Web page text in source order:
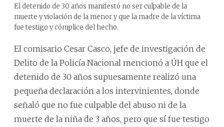
El detenido de 30 años manifestó no ser culpable de la
muerte y violación de la menor y que la madre de la víctima
fue testigo y cómplice del hecho.
El comisario Cesar Casco, jefe de investigación de
Delito de la Policía Nacional mencionó a ÚH que el
detenido de 30 años supuesamente realizó una
pequeña declaración a los intervinientes, donde
señaló que no fue culpable del abuso ni de la
muerte de la niña de 3 años, pero que sí fue testigo